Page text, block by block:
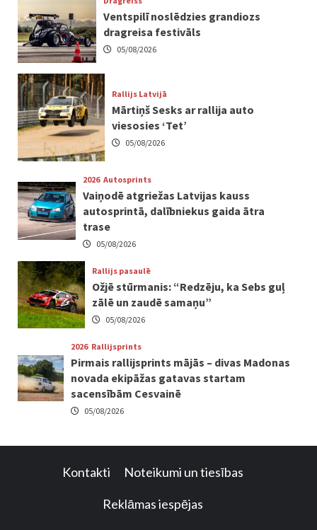
Ventspilī noslēdzies grandiozs
dragreisa festivāls
05/08/2026
Rallijs Latvijā
Mārtiņš Sesks ar rallija auto
viesosies ‘Tet’
05/08/2026
2026 Autosprints
Vaiņodē atgriežas Latvijas kauss
autosprintā, dalībniekus gaida ātra
trase
05/08/2026
Rallijs pasaulē
Ožjē stūrmanis: “Redzēju, ka Sebs guļ
zālē un zaudē samaņu”
05/08/2026
2026 Rallijsprints
Pirmais rallijsprints mājās – divas Madonas
novada ekipāžas gatavas startam
sacensībām Cesvainē
05/08/2026
Kontakti Noteikumi un tiesības
Reklāmas iespējas